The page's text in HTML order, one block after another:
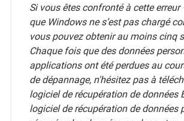
Si vous êtes confronté à cette
que Windows ne s’est pas chargé
vous pouvez obtenir au moins cinq
Chaque fois que des données
applications ont été perdues au
de dépannage, n'hésitez pas à
logiciel de récupération de données
logiciel de récupération de données